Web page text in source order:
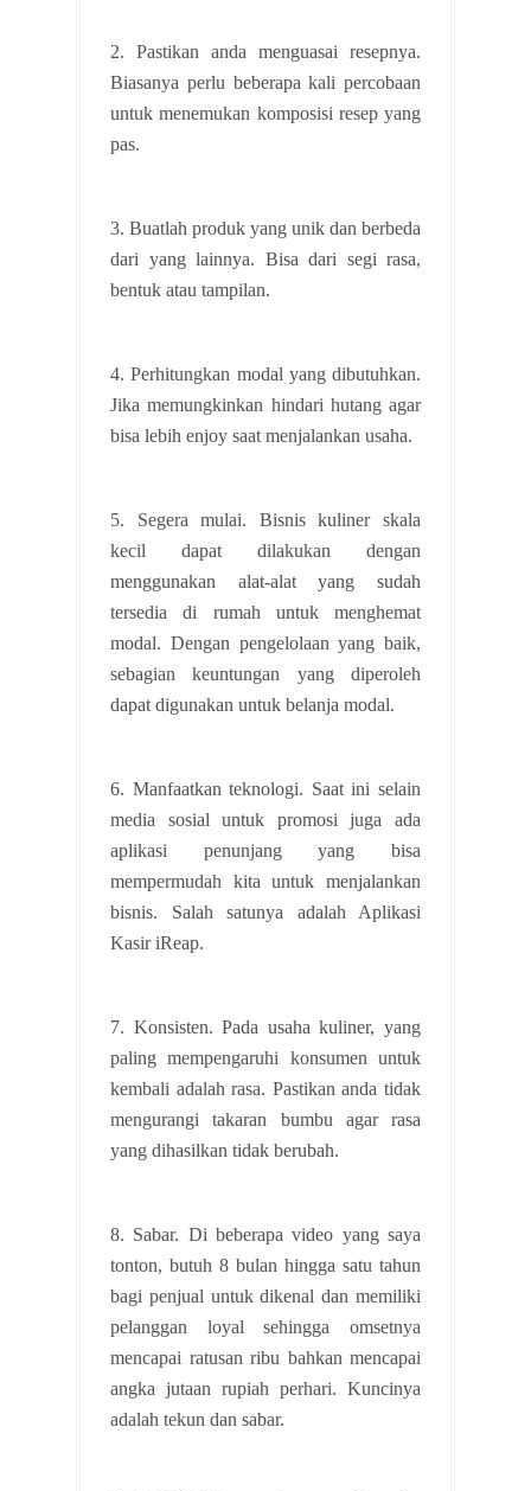
2. Pastikan anda menguasai resepnya.
Biasanya perlu beberapa kali percobaan
untuk menemukan komposisi resep yang
pas.
3. Buatlah produk yang unik dan berbeda
dari yang lainnya. Bisa dari segi rasa,
bentuk atau tampilan.
4. Perhitungkan modal yang dibutuhkan.
Jika memungkinkan hindari hutang agar
bisa lebih enjoy saat menjalankan usaha.
5. Segera mulai. Bisnis kuliner skala
kecil dapat dilakukan dengan
menggunakan alat-alat yang sudah
tersedia di rumah untuk menghemat
modal. Dengan pengelolaan yang baik,
sebagian keuntungan yang diperoleh
dapat digunakan untuk belanja modal.
6. Manfaatkan teknologi. Saat ini selain
media sosial untuk promosi juga ada
aplikasi penunjang yang bisa
mempermudah kita untuk menjalankan
bisnis. Salah satunya adalah Aplikasi
Kasir iReap.
7. Konsisten. Pada usaha kuliner, yang
paling mempengaruhi konsumen untuk
kembali adalah rasa. Pastikan anda tidak
mengurangi takaran bumbu agar rasa
yang dihasilkan tidak berubah.
8. Sabar. Di beberapa video yang saya
tonton, butuh 8 bulan hingga satu tahun
bagi penjual untuk dikenal dan memiliki
pelanggan loyal sehingga omsetnya
mencapai ratusan ribu bahkan mencapai
angka jutaan rupiah perhari. Kuncinya
adalah tekun dan sabar.